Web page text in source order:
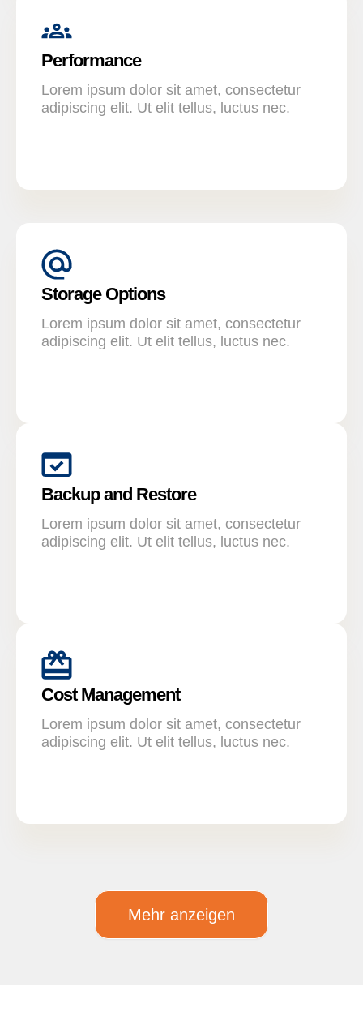
Performance
Lorem ipsum dolor sit amet, consectetur
adipiscing elit. Ut elit tellus, luctus nec.
Storage Options
Lorem ipsum dolor sit amet, consectetur
adipiscing elit. Ut elit tellus, luctus nec.
Backup and Restore
Lorem ipsum dolor sit amet, consectetur
adipiscing elit. Ut elit tellus, luctus nec.
Cost Management
Lorem ipsum dolor sit amet, consectetur
adipiscing elit. Ut elit tellus, luctus nec.
Mehr anzeigen